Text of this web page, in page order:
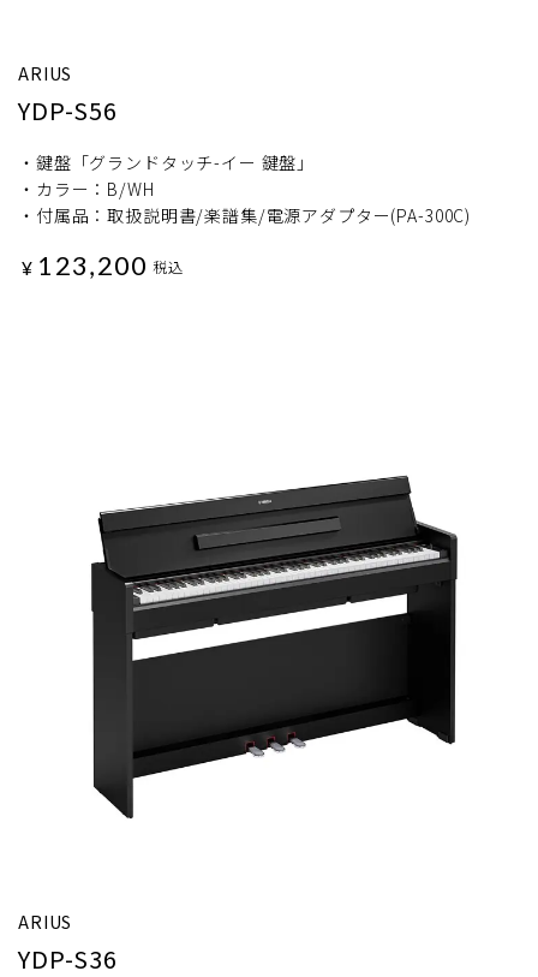
ARIUS
YDP-S56
・鍵盤「グランドタッチ-イー 鍵盤」
・カラー：B/WH
・付属品：取扱説明書/楽譜集/電源アダプター(PA-300C)
¥ 123,200 税込
ARIUS
YDP-S36